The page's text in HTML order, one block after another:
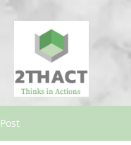
Post